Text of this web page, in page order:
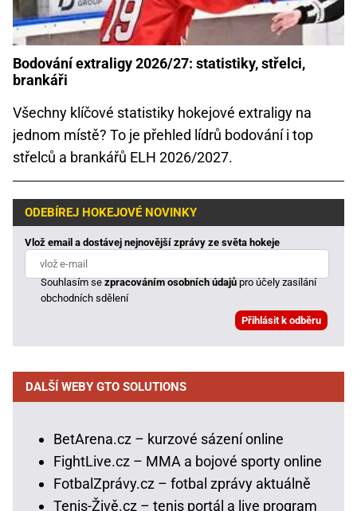
Bodování extraligy 2026/27: statistiky, střelci,
brankáři
Všechny klíčové statistiky hokejové extraligy na
jednom místě? To je přehled lídrů bodování i top
střelců a brankářů ELH 2026/2027.
ODEBÍREJ HOKEJOVÉ NOVINKY
Vlož email a dostávej nejnovější zprávy ze světa hokeje
Souhlasím sezpracováním osobních údajůpro účely zasílání
obchodních sdělení
DALŠÍ WEBY GTO SOLUTIONS
BetArena.cz – kurzové sázení online
FightLive.cz – MMA a bojové sporty online
FotbalZprávy.cz – fotbal zprávy aktuálně
Tenis-Živě.cz – tenis portál a live program